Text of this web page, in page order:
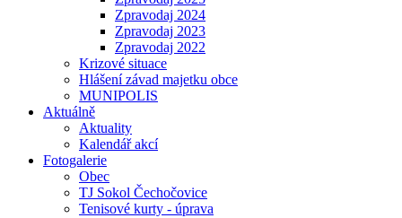
Zpravodaj 2024
Zpravodaj 2023
Zpravodaj 2022
Krizové situace
Hlášení závad majetku obce
MUNIPOLIS
Aktuálně
Aktuality
Kalendář akcí
Fotogalerie
Obec
TJ Sokol Čechočovice
Tenisové kurty - úprava